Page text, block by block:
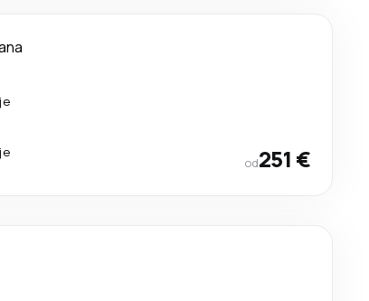
od251 €